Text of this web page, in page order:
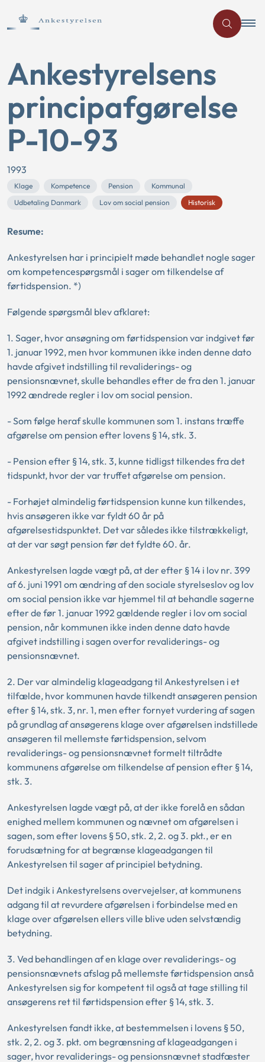
Ankestyrelsens
principafgørelse
P-10-93
1993
Klage Kompetence Pension
Kommunal
Udbetaling Danmark
Lov om social pension Historisk
Resume:
Ankestyrelsen har i principielt møde behandlet nogle sager
om kompetencespørgsmål i sager om tilkendelse af
førtidspension. *)
Følgende spørgsmål blev afklaret:
1. Sager, hvor ansøgning om førtidspension var indgivet før
1. januar 1992, men hvor kommunen ikke inden denne dato
havde afgivet indstilling til revaliderings- og
pensionsnævnet, skulle behandles efter de fra den 1. januar
1992 ændrede regler i lov om social pension.
- Som følge heraf skulle kommunen som 1. instans træffe
afgørelse om pension efter lovens § 14, stk. 3.
- Pension efter § 14, stk. 3, kunne tidligst tilkendes fra det
tidspunkt, hvor der var truffet afgørelse om pension.
- Forhøjet almindelig førtidspension kunne kun tilkendes,
hvis ansøgeren ikke var fyldt 60 år på
afgørelsestidspunktet. Det var således ikke tilstrækkeligt,
at der var søgt pension før det fyldte 60. år.
Ankestyrelsen lagde vægt på, at der efter § 14 i lov nr. 399
af 6. juni 1991 om ændring af den sociale styrelseslov og lov
om social pension ikke var hjemmel til at behandle sagerne
efter de før 1. januar 1992 gældende regler i lov om social
pension, når kommunen ikke inden denne dato havde
afgivet indstilling i sagen overfor revaliderings- og
pensionsnævnet.
2. Der var almindelig klageadgang til Ankestyrelsen i et
tilfælde, hvor kommunen havde tilkendt ansøgeren pension
efter § 14, stk. 3, nr. 1, men efter fornyet vurdering af sagen
på grundlag af ansøgerens klage over afgørelsen indstillede
ansøgeren til mellemste førtidspension, selvom
revaliderings- og pensionsnævnet formelt tiltrådte
kommunens afgørelse om tilkendelse af pension efter § 14,
stk. 3.
Ankestyrelsen lagde vægt på, at der ikke forelå en sådan
enighed mellem kommunen og nævnet om afgørelsen i
sagen, som efter lovens § 50, stk. 2, 2. og 3. pkt., er en
forudsætning for at begrænse klageadgangen til
Ankestyrelsen til sager af principiel betydning.
Det indgik i Ankestyrelsens overvejelser, at kommunens
adgang til at revurdere afgørelsen i forbindelse med en
klage over afgørelsen ellers ville blive uden selvstændig
betydning.
3. Ved behandlingen af en klage over revaliderings- og
pensionsnævnets afslag på mellemste førtidspension anså
Ankestyrelsen sig for kompetent til også at tage stilling til
ansøgerens ret til førtidspension efter § 14, stk. 3.
Ankestyrelsen fandt ikke, at bestemmelsen i lovens § 50,
stk. 2, 2. og 3. pkt. om begrænsning af klageadgangen i
sager, hvor revaliderings- og pensionsnævnet stadfæster